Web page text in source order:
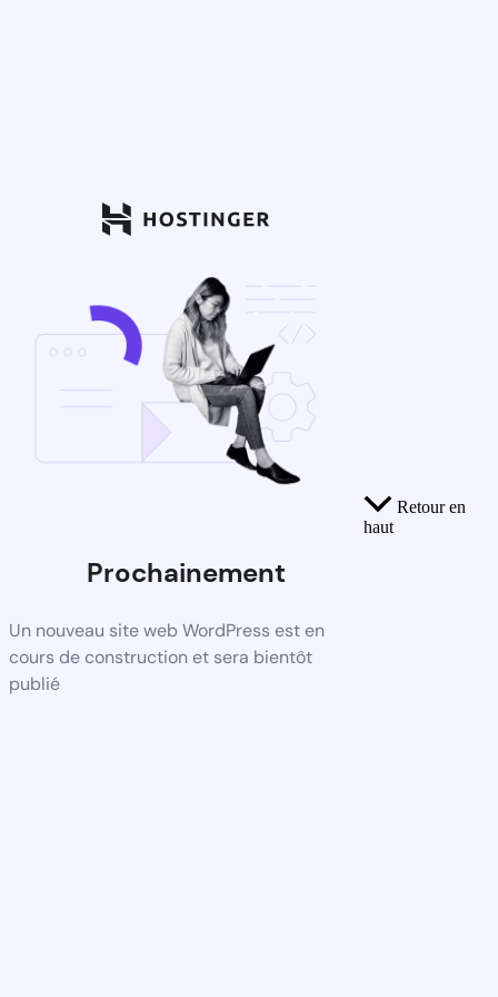
Prochainement
Un nouveau site web WordPress est en
cours de construction et sera bientôt
publié
Retour en
haut